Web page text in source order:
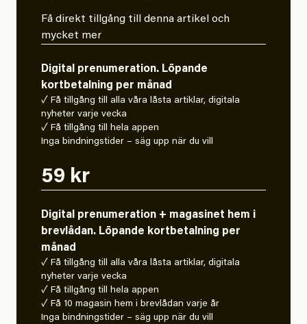
Få direkt tillgång till denna artikel och
mycket mer
Digital prenumeration. Löpande
kortbetalning per månad
✓ Få tillgång till alla våra låsta artiklar, digitala
nyheter varje vecka
✓ Få tillgång till hela appen
Inga bindningstider – säg upp när du vill
59 kr
Digital prenumeration + magasinet hem i
brevlådan. Löpande kortbetalning per
månad
✓ Få tillgång till alla våra låsta artiklar, digitala
nyheter varje vecka
✓ Få tillgång till hela appen
✓ Få 10 magasin hem i brevlådan varje år
Inga bindningstider – säg upp när du vill